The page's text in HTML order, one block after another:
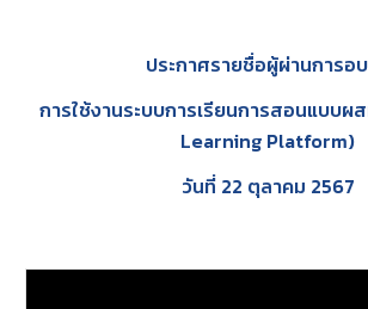
ประกาศรายชื่อผู้ผ่านการอ
การใช้งานระบบการเรียนการสอนแบบ
Learning Platform)
วันที่ 22 ตุลาคม 2567